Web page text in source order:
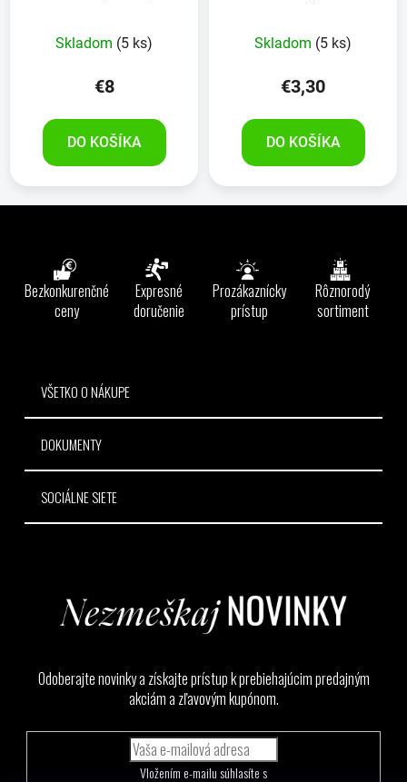
Skladom (5 ks)
€8
DO KOŠÍKA
Skladom (5 ks)
€3,30
DO KOŠÍKA
Bezkonkurenčné
ceny
Expresné
doručenie
Prozákaznícky
prístup
Rôznorodý
sortiment
VŠETKO O NÁKUPE
DOKUMENTY
SOCIÁLNE SIETE
Odoberajte novinky a získajte prístup k prebiehajúcim predajným
akciám a zľavovým kupónom.